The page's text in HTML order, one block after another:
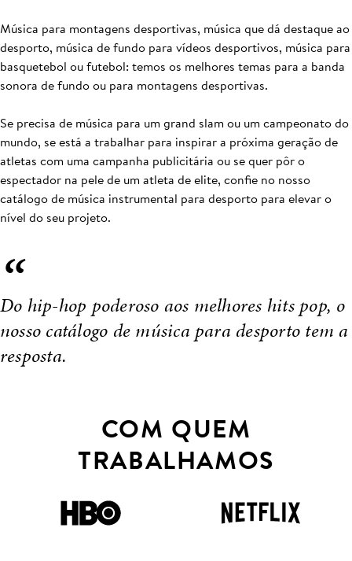
Música para montagens desportivas, música que dá destaque ao
desporto, música de fundo para vídeos desportivos, música para
basquetebol ou futebol: temos os melhores temas para a banda
sonora de fundo ou para montagens desportivas.
Se precisa de música para um grand slam ou um campeonato do
mundo, se está a trabalhar para inspirar a próxima geração de
atletas com uma campanha publicitária ou se quer pôr o
espectador na pele de um atleta de elite, confie no nosso
catálogo de música instrumental para desporto para elevar o
nível do seu projeto.
“
Do hip-hop poderoso aos melhores hits pop, o
nosso catálogo de música para desporto tem a
resposta.
COM QUEM
TRABALHAMOS